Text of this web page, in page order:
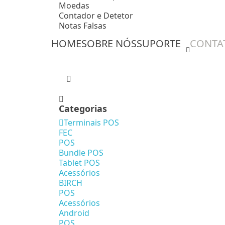
Moedas
Contador e Detetor
Notas Falsas
HOMESOBRE NÓSSUPORTE
Categorias
Terminais POS
FEC
POS
Bundle POS
Tablet POS
Acessórios
BIRCH
POS
Acessórios
Android